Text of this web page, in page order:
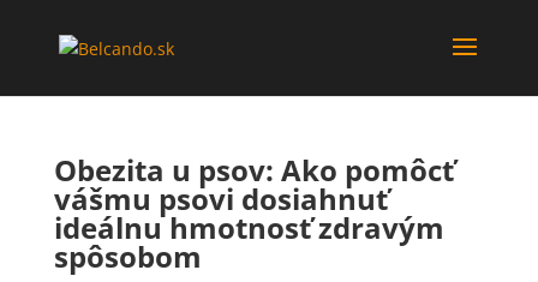
Obezita u psov: Ako pomôcť
vášmu psovi dosiahnuť
ideálnu hmotnosť zdravým
spôsobom